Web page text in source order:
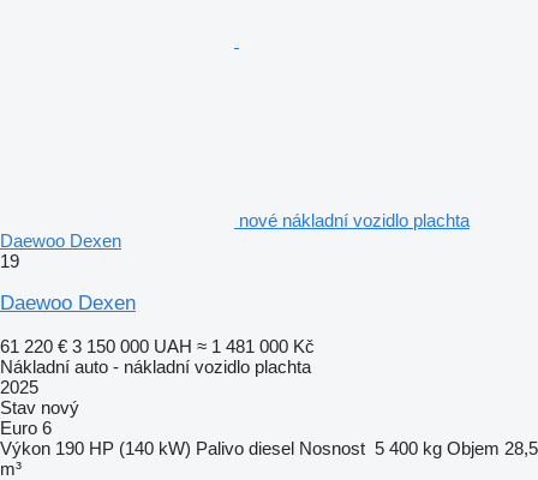
nové nákladní vozidlo plachta
Daewoo Dexen
19
Daewoo Dexen
61 220 € 3 150 000 UAH ≈ 1 481 000 Kč
Nákladní auto - nákladní vozidlo plachta
2025
Stav nový
Euro 6
Výkon 190 HP (140 kW) Palivo diesel Nosnost 5 400 kg Objem 28,5
m³